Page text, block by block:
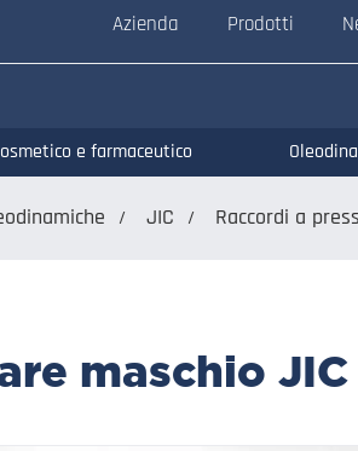
Azienda Prodotti
e farmaceutico
JIC Raccordi a
maschio JIC